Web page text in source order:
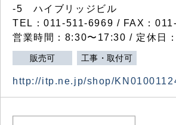
-5 ハイブリッジビル
TEL：011-511-6969 / FAX：
営業時間：8:30〜17:30 / 定休日
販売可 工事・取付可
http://itp.ne.jp/shop/